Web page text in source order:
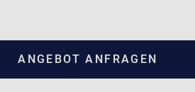
ANGEBOT ANFRAGEN